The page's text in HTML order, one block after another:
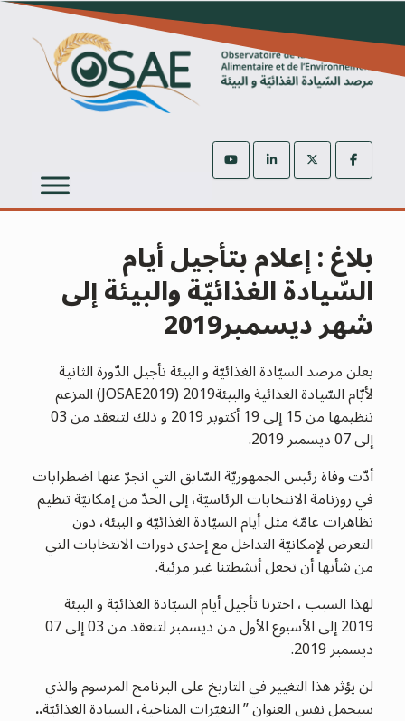
Skip
content
بلاغ : إعلام بتأجيل أيام
السّيادة الغذائيّة والبيئة إلى
شهر ديسمبر2019
يعلن مرصد السيّادة الغذائيّة و البيئة تأجيل الدّورة الثانية
لأيّام السّيادة الغذائية والبيئة2019 (JOSAE2019) المزعم
تنظيمها من 15 إلى 19 أكتوبر 2019 و ذلك لتنعقد من 03
إلى 07 ديسمبر 2019.
أدّت وفاة رئيس الجمهوريّة السّابق التي انجرّ عنها اضطرابات
في روزنامة الانتخابات الرئاسيّة، إلى الحدّ من إمكانيّة تنظيم
تظاهرات عامّة مثل أيام السيّادة الغذائيّة و البيئة، دون
التعرض لإمكانيّة التداخل مع إحدى دورات الانتخابات التي
من شأنها أن تجعل أنشطتنا غير مرئية.
لهذا السبب ، اخترنا تأجيل أيام السيّادة الغذائيّة و البيئة
2019 إلى الأسبوع الأول من ديسمبر لتنعقد من 03 إلى 07
ديسمبر 2019.
لن يؤثر هذا التغيير في التاريخ على البرنامج المرسوم والذي
سيحمل نفس العنوان ” التغيّرات المناخية، السيادة الغذائيّة..